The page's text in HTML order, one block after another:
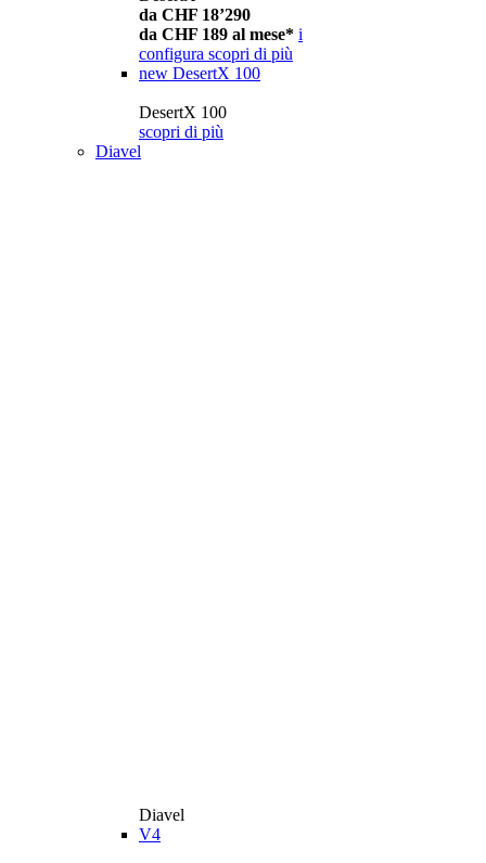
da CHF 18’290
da CHF 189 al mese* i
configura scopri di più
new DesertX 100
DesertX 100
scopri di più
Diavel
Diavel
V4